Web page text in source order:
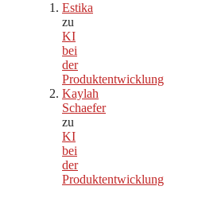
Estika
zu
KI
bei
der
Produktentwicklung
Kaylah
Schaefer
zu
KI
bei
der
Produktentwicklung